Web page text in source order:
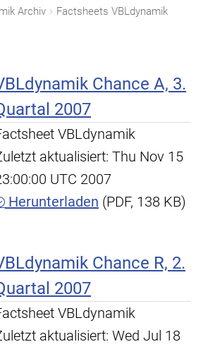
Archiv Factsheets VBLdynamik
Chance A, 3.
2007
VBLdynamik
aktualisiert: Thu Nov 15
UTC 2007
Herunterladen (PDF, 138 KB)
Chance R, 2.
2007
VBLdynamik
aktualisiert: Wed Jul 18